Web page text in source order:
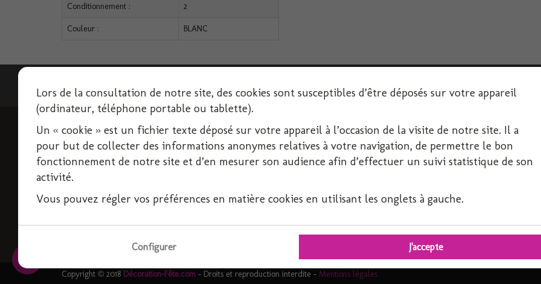
Conditionnement : 2
Couleur : BLANC
INFORMATIONS
Livraison
Conditions d'utilisation
Paiement sécurisé
Contactez-nous
SERVICE CLIENT
Décoration-Fête.com, FIRPLAST
69800 SAINT PRIEST
responsable.axho@orange.fr
Copyright © 2018 Décoration-Fête.com - Droits et reproduction interdite - Mentions légales
Lors de la consultation de notre site, des cookies sont susceptibles d’être déposés sur votre appareil
(ordinateur, téléphone portable ou tablette).
Un « cookie » est un fichier texte déposé sur votre appareil à l’occasion de la visite de notre site. Il a
pour but de collecter des informations anonymes relatives à votre navigation, de permettre le bon
fonctionnement de notre site et d’en mesurer son audience afin d’effectuer un suivi statistique de son
activité.
Vous pouvez régler vos préférences en matière cookies en utilisant les onglets à gauche.
Configurer J'accepte